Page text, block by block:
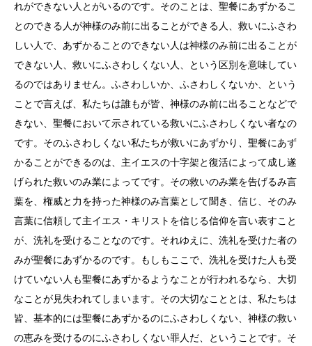
れができない人とがいるのです。そのことは、聖餐にあずかるこ
とのできる人が神様のみ前に出ることができる人、救いにふさわ
しい人で、あずかることのできない人は神様のみ前に出ることが
できない人、救いにふさわしくない人、という区別を意味してい
るのではありません。ふさわしいか、ふさわしくないか、という
ことで言えば、私たちは誰もが皆、神様のみ前に出ることなどで
きない、聖餐において示されている救いにふさわしくない者なの
です。そのふさわしくない私たちが救いにあずかり、聖餐にあず
かることができるのは、主イエスの十字架と復活によって成し遂
げられた救いのみ業によってです。その救いのみ業を告げるみ言
葉を、権威と力を持った神様のみ言葉として聞き、信じ、そのみ
言葉に信頼して主イエス・キリストを信じる信仰を言い表すこと
が、洗礼を受けることなのです。それゆえに、洗礼を受けた者の
みが聖餐にあずかるのです。もしもここで、洗礼を受けた人も受
けていない人も聖餐にあずかるようなことが行われるなら、大切
なことが見失われてしまいます。その大切なこととは、私たちは
皆、基本的には聖餐にあずかるのにふさわしくない、神様の救い
の恵みを受けるのにふさわしくない罪人だ、ということです。そ